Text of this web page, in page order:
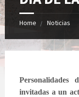
Home Noticias
invitadas a un